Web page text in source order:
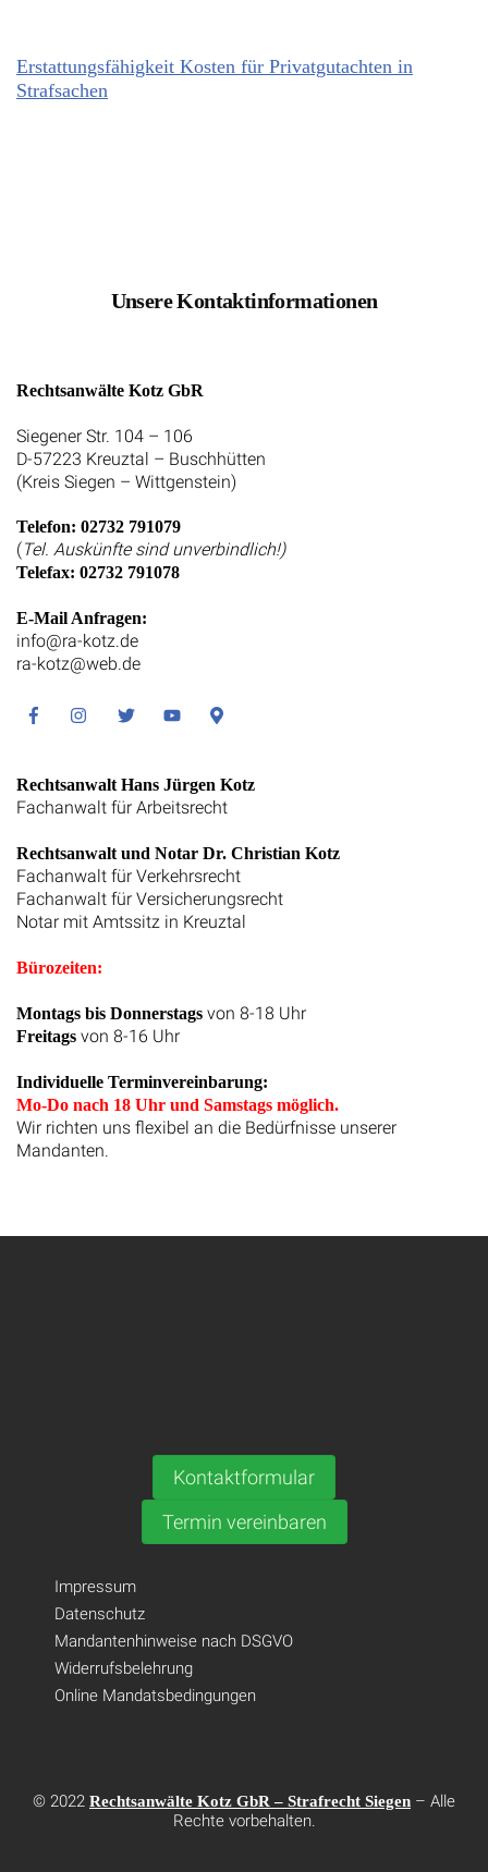
Erstattungsfähigkeit Kosten für Privatgutachten in
Strafsachen
Unsere Kontaktinformationen
Rechtsanwälte Kotz GbR
Siegener Str. 104 – 106
D-57223 Kreuztal – Buschhütten
(Kreis Siegen – Wittgenstein)
Telefon: 02732 791079
(Tel. Auskünfte sind unverbindlich!)
Telefax: 02732 791078
E-Mail Anfragen:
info@ra-kotz.de
ra-kotz@web.de
FacebookInstagramTwitter YoutubeGoogle
Rechtsanwalt Hans Jürgen Kotz
Fachanwalt für Arbeitsrecht
Rechtsanwalt und Notar Dr. Christian Kotz
Fachanwalt für Verkehrsrecht
Fachanwalt für Versicherungsrecht
Notar mit Amtssitz in Kreuztal
Bürozeiten:
Montags bis Donnerstags von 8-18 Uhr
Freitags von 8-16 Uhr
Individuelle Terminvereinbarung:
Mo-Do nach 18 Uhr und Samstags möglich.
Wir richten uns flexibel an die Bedürfnisse unserer
Mandanten.
Kontaktformular
Termin vereinbaren
Impressum
Datenschutz
Mandantenhinweise nach DSGVO
Widerrufsbelehrung
Online Mandatsbedingungen
© 2022 Rechtsanwälte Kotz GbR – Strafrecht Siegen – Alle
Rechte vorbehalten.